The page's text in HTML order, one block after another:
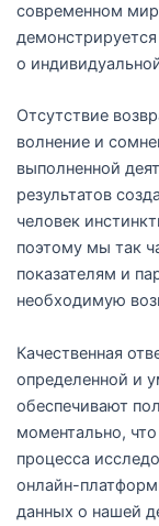
современном
о
Отсутствие
волнение и
выполненной
результатов
человек
поэтому мы так
показателям и
необходимую
Качественная
определенной и
обеспечивают
моментально,
процесса
онлайн-
данных о нашей